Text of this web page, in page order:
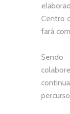
Centro
fará